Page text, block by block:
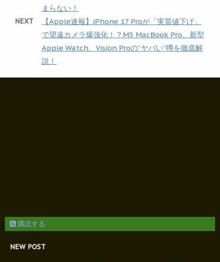
まらない！
NEXT
【Apple速報】iPhone 17 Proが「実質値下げ」
で望遠カメラ爆強化！？M5 MacBook Pro、新型
Apple Watch、Vision Proの”ヤバい”噂を徹底解
説！
購読する
NEW POST